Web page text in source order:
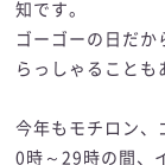
知です。
ゴーゴーの日だか
らっしゃること
今年もモチロン、
0時～29時の間、